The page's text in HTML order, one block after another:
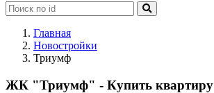
Главная
Новостройки
Триумф
ЖК "Триумф" - Купить квартиру